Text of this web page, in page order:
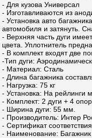
- Для кузова Универсал
- Изготавливаются из
- Установка авто
автомобиля и затянуть.
- Верхняя часть дуги
цвета. Уплотнитель
- В комплект входят две
-Тип дуги:
- Материал: Сталь
- Длина багажника
- Нагрузка: 75 кг
- Установка: На рейлинги
- Комплект: 2 дуги + 4
- Ширина дуги: 55 мм.
- Производитель: Интер
- Сертификат
- Наименование: Багажник